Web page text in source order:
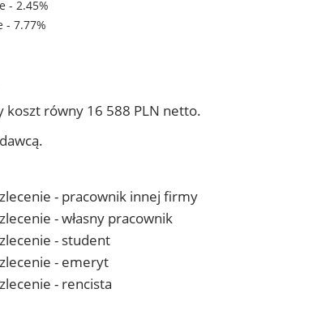
- 2.45%
- 7.77%
koszt równy 16 588 PLN netto.
- pracownik innej firmy
- własny pracownik
- student
- emeryt
- rencista